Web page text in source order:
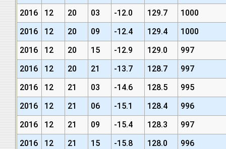
2016
12 20 03 -12.0 129.7
1000
2016
12 20 09 -12.4 129.4
1000
2016
12 20 15 -12.9 129.0
997
2016
12 20 21 -13.7 128.7
997
2016
12 21 03 -14.6 128.5
995
2016
12 21 06 -15.1 128.4
996
2016
12 21 09 -15.4 128.3
997
2016
12 21 15 -15.8 128.0
996